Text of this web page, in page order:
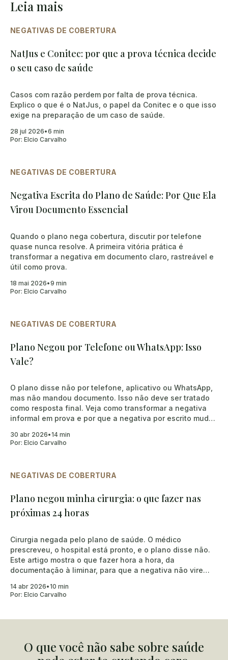
Leia mais
NEGATIVAS DE COBERTURA
NatJus e Conitec: por que a prova técnica decide
o seu caso de saúde
Casos com razão perdem por falta de prova técnica.
Explico o que é o NatJus, o papel da Conitec e o que isso
exige na preparação de um caso de saúde.
28 jul 2026•6 min
Por: Elcio Carvalho
NEGATIVAS DE COBERTURA
Negativa Escrita do Plano de Saúde: Por Que Ela
Virou Documento Essencial
Quando o plano nega cobertura, discutir por telefone
quase nunca resolve. A primeira vitória prática é
transformar a negativa em documento claro, rastreável e
útil como prova.
18 mai 2026•9 min
Por: Elcio Carvalho
NEGATIVAS DE COBERTURA
Plano Negou por Telefone ou WhatsApp: Isso
Vale?
O plano disse não por telefone, aplicativo ou WhatsApp,
mas não mandou documento. Isso não deve ser tratado
como resposta final. Veja como transformar a negativa
informal em prova e por que a negativa por escrito muda
30 abr 2026•14 min
Por: Elcio Carvalho
NEGATIVAS DE COBERTURA
Plano negou minha cirurgia: o que fazer nas
próximas 24 horas
Cirurgia negada pelo plano de saúde. O médico
prescreveu, o hospital está pronto, e o plano disse não.
Este artigo mostra o que fazer hora a hora, da
documentação à liminar, para que a negativa não vire
14 abr 2026•10 min
Por: Elcio Carvalho
O que você não sabe sobre saúde